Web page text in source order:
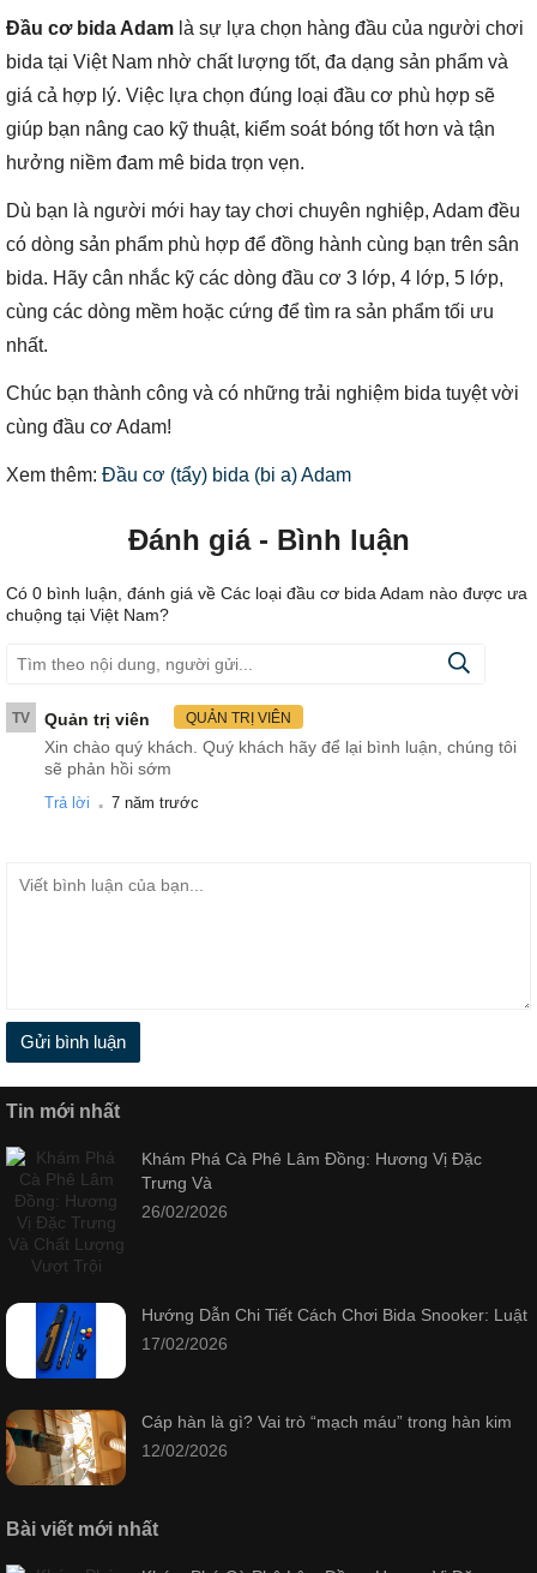
Đầu cơ bida Adam là sự lựa chọn hàng đầu của người chơi
bida tại Việt Nam nhờ chất lượng tốt, đa dạng sản phẩm và
giá cả hợp lý. Việc lựa chọn đúng loại đầu cơ phù hợp sẽ
giúp bạn nâng cao kỹ thuật, kiểm soát bóng tốt hơn và tận
hưởng niềm đam mê bida trọn vẹn.
Dù bạn là người mới hay tay chơi chuyên nghiệp, Adam đều
có dòng sản phẩm phù hợp để đồng hành cùng bạn trên sân
bida. Hãy cân nhắc kỹ các dòng đầu cơ 3 lớp, 4 lớp, 5 lớp,
cùng các dòng mềm hoặc cứng để tìm ra sản phẩm tối ưu
nhất.
Chúc bạn thành công và có những trải nghiệm bida tuyệt vời
cùng đầu cơ Adam!
Xem thêm: Đầu cơ (tẩy) bida (bi a) Adam
Đánh giá - Bình luận
Có 0 bình luận, đánh giá về Các loại đầu cơ bida Adam nào được ưa
chuộng tại Việt Nam?
TV Quản trị viên QUẢN TRỊ VIÊN
Xin chào quý khách. Quý khách hãy để lại bình luận, chúng tôi
sẽ phản hồi sớm
Trả lời . 7 năm trước
Gửi bình luận
Tin mới nhất
Khám Phá Cà Phê Lâm Đồng: Hương Vị Đặc
Trưng Và
26/02/2026
Hướng Dẫn Chi Tiết Cách Chơi Bida Snooker: Luật
17/02/2026
Cáp hàn là gì? Vai trò “mạch máu” trong hàn kim
12/02/2026
Bài viết mới nhất